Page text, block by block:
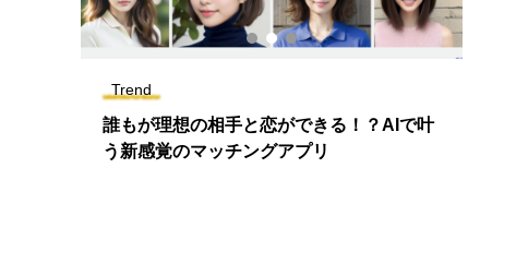
が9
Trend
誰もが理想の相手と恋ができる！？AIで叶
う新感覚のマッチングアプリ